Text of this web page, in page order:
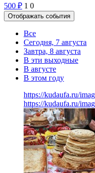
500 ₽ 1 0
Отображать события
Все
Сегодня, 7 августа
Завтра, 8 августа
В эти выходные
В августе
В этом году
https://kudaufa.ru/
https://kudaufa.ru/